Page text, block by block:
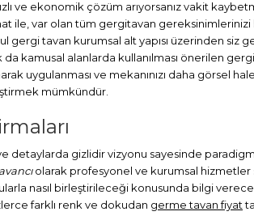
ve ekonomik çözüm arıyorsanız vakit
var olan tüm gergitavan gereksinimlerinizi
gergi tavan kurumsal alt yapısı üzerinden siz
kamusal alanlarda kullanılması önerilen
uygulanması ve mekanınızı daha görsel
mümkündür.
detaylarda gizlidir vizyonu sayesinde
olarak profesyonel ve kurumsal hizmetler
nasıl birleştirileceği konusunda bilgi
farklı renk ve dokudan germe tavan fiyat